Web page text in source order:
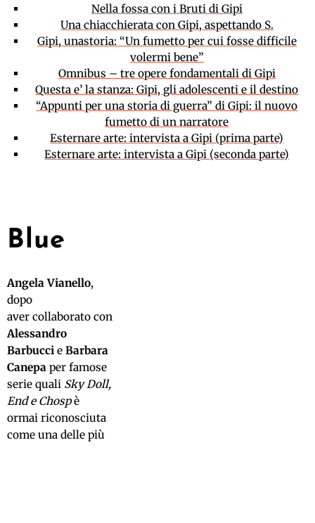
Nella fossa con i Bruti di Gipi
Una chiacchierata con Gipi, aspettando S.
Gipi, unastoria: “Un fumetto per cui fosse difficile
volermi bene”
Omnibus – tre opere fondamentali di Gipi
Questa e’ la stanza: Gipi, gli adolescenti e il destino
“Appunti per una storia di guerra” di Gipi: il nuovo
fumetto di un narratore
Esternare arte: intervista a Gipi (prima parte)
Esternare arte: intervista a Gipi (seconda parte)
Blue
Angela Vianello,
dopo
aver collaborato con
Alessandro
Barbucci e Barbara
Canepa per famose
serie quali Sky Doll,
End e Chospè
ormai riconosciuta
come una delle più